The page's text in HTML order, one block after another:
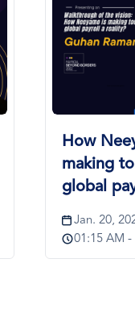
Beyond
Time
in…
März 6,
04:00 AM -